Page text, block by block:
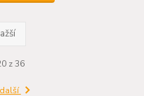
z 36